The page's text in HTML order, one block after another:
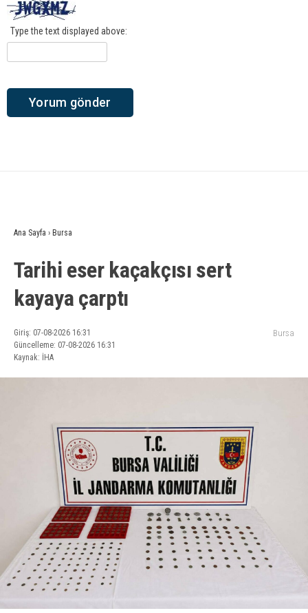
Type the text displayed above:
Ana Sayfa › Bursa
Tarihi eser kaçakçısı sert
kayaya çarptı
Giriş: 07-08-2026 16:31
Güncelleme: 07-08-2026 16:31
Kaynak: İHA
Bursa